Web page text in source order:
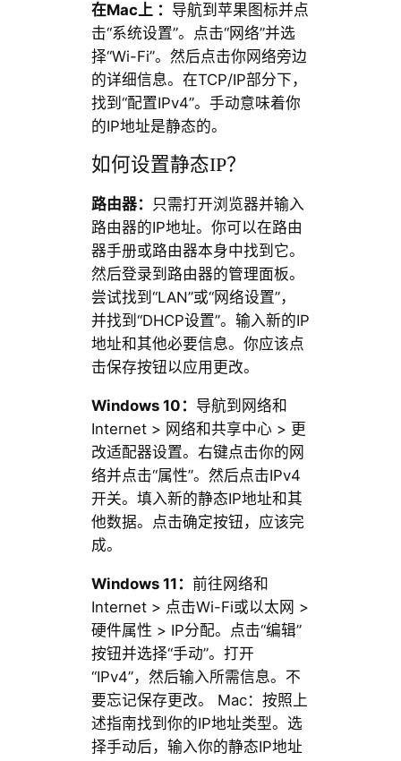
在Mac上 ： 导航到苹果图标并点
击“系统设置”。点击“网络”并选
择“Wi-Fi”。然后点击你网络旁边
的详细信息。在TCP/IP部分下，
找到“配置IPv4”。手动意味着你
的IP地址是静态的。
如何设置静态IP？
路由器：
只需打开浏览器并输入
路由器的IP地址。你可以在路由
器手册或路由器本身中找到它。
然后登录到路由器的管理面板。
尝试找到“LAN”或“网络设置”，
并找到“DHCP设置”。输入新的IP
地址和其他必要信息。你应该点
击保存按钮以应用更改。
Windows 10： 导航到网络和
Internet > 网络和共享中心 > 更
改适配器设置。右键点击你的网
络并点击“属性”。然后点击IPv4
开关。填入新的静态IP地址和其
他数据。点击确定按钮，应该完
成。
Windows 11： 前往网络和
Internet > 点击Wi-Fi或以太网 >
硬件属性 > IP分配。点击“编辑”
按钮并选择“手动”。打开
“IPv4”，然后输入所需信息。不
要忘记保存更改。 Mac：按照上
述指南找到你的IP地址类型。选
择手动后，输入你的静态IP地址